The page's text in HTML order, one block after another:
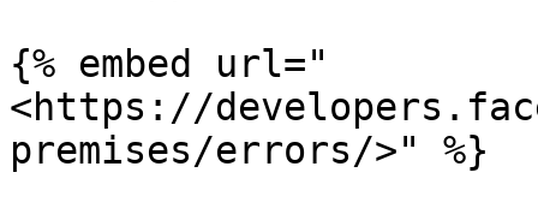
{% embed url="
<https://
premises/errors/>" %}